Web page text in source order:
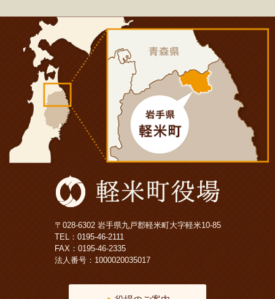
〒028-6302 岩手県九戸郡軽米町大字軽米10-85
TEL： 0195-46-2111
FAX：0195-46-2335
法人番号：1000020035017